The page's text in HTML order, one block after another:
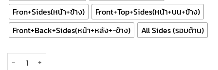
Fron+Sides(หน้า+ข้าง)
Front+Top+Sides(หน้า+บน+ข้าง)
Front+Back+Sides(หน้า+หลัง+-ข้าง)
All Sides (รอบด้าน)
Fabric Table Cover 02 - แบบสวม quantity